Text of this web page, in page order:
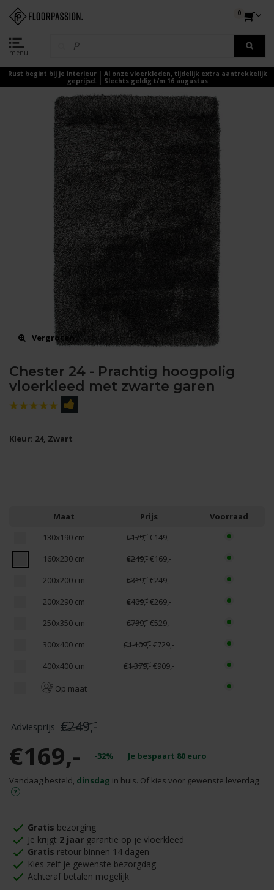
menu
0
Rust begint bij je interieur | Al onze vloerkleden, tijdelijk extra aantrekkelijk
geprijsd. | Slechts geldig t/m 16 augustus
Vergroten
Chester 24 - Prachtig hoogpolig
vloerkleed met zwarte garen
Kleur: 24, Zwart
Maat Prijs
Voorraad
130x190 cm
€179,-€149,-
160x230 cm
€249,-€169,-
200x200 cm
€319,-€249,-
200x290 cm
€409,-€269,-
250x350 cm
€799,-€529,-
300x400 cm
€1.109,-€729,-
400x400 cm
€1.379,-€909,-
Op maat
€249,-
€169,- -32% Je bespaart 80 euro
Vandaag besteld, dinsdag in huis. Of kies voor gewenste leverdag
Gratis bezorging
Je krijgt 2 jaar garantie op je vloerkleed
Gratis retour binnen 14 dagen
Kies zelf je gewenste bezorgdag
Achteraf betalen mogelijk